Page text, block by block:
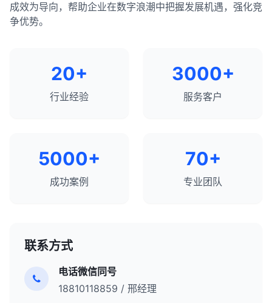
成效为导向，帮助企业在数字浪潮中把握发展机遇，强化竞
争优势。
20+
行业经验
3000+
服务客户
5000+
成功案例
70+
专业团队
联系方式
电话微信同号
18810118859 / 邢经理